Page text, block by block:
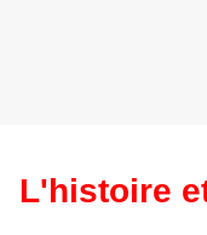
L'histoire